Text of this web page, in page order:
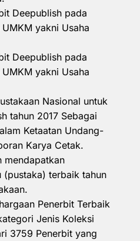
Deepublish pada
yakni Usaha
Deepublish pada
yakni Usaha
Nasional untuk
tahun 2017 Sebagai
Ketaatan Undang-
Karya Cetak.
mendapatkan
(pustaka) terbaik tahun
Penerbit Terbaik
Jenis Koleksi
3759 Penerbit yang